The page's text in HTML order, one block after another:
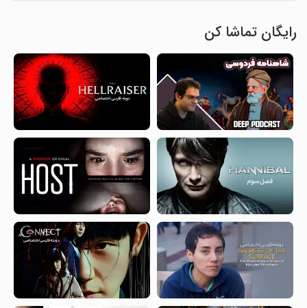
رایگان تماشا کن